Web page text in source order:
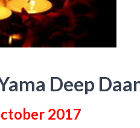
Deep
2017